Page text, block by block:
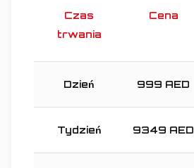
Czas
trwania
Cena
Dzień 999 AED
Tydzień 9349 AED